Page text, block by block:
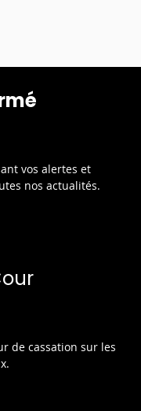
vos alertes et
nos actualités.
de cassation sur les